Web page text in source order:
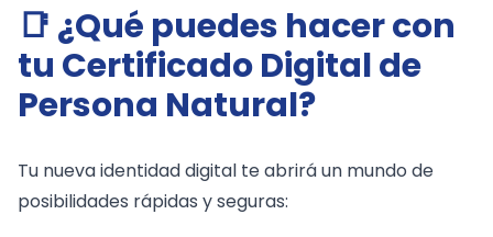
📑 ¿Qué puedes hacer con
tu Certificado Digital de
Persona Natural?
Tu nueva identidad digital te abrirá un mundo de
posibilidades rápidas y seguras: